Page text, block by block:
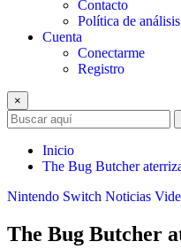
Contacto
Política de
Cuenta
Conectarme
Registro
×
Inicio
The Bug Butcher
Nintendo Switch Noticias
The Bug Butcher